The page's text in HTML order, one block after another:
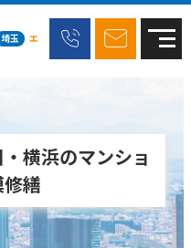
埼玉
エ
横浜のマンショ
繕